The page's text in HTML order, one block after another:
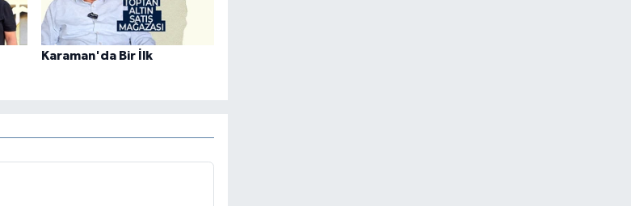
Karaman'da Bir İlk